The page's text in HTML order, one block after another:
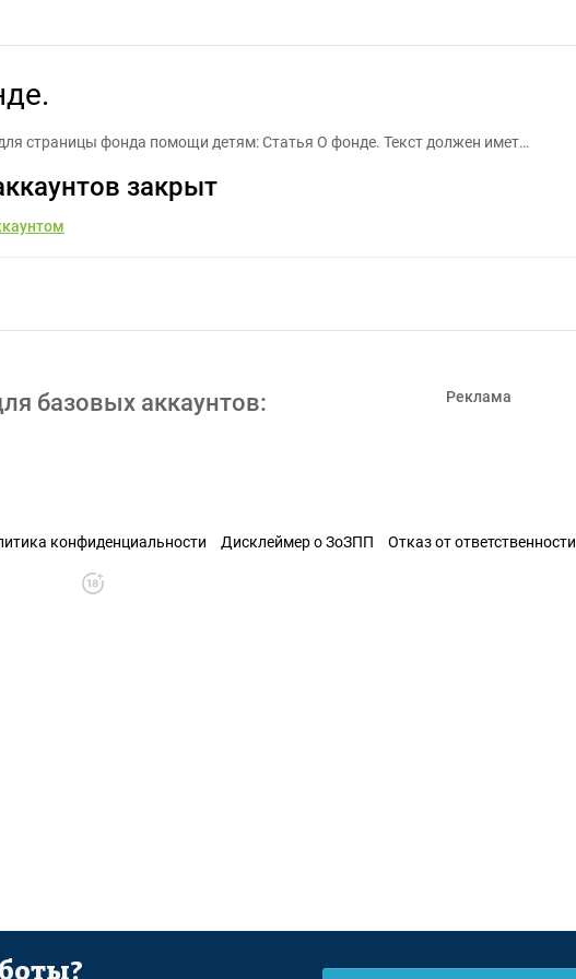
страницы фонда помощи детям: Статья О фонде. Текст должен имет…
закрыт
базовых аккаунтов: Реклама
конфиденциальности Дисклеймер о ЗоЗПП Отказ от ответственности